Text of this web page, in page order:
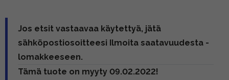
Jos etsit vastaavaa käytettyä, jätä
sähköpostiosoitteesi Ilmoita saatavuudesta -
lomakkeeseen.
Tämä tuote on myyty 09.02.2022!